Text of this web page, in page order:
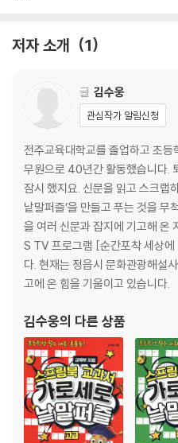
저자 소개 1
글 김수웅
관심작가 알림신청
전주교육대학교를 졸업하고 초
무원으로 40년간 활동했습니다.
잠시 했지요. 신문을 읽고 스크랩
낱말퍼즐’을 만들고 푸는 것을 무
을 여러 신문과 잡지에 기고해 온
S TV 프로그램 [순간포착 세상
다. 현재는 정읍시 문화관광해설
고에 온 힘을 기울이고 있습니다.
김수웅의 다른 상품